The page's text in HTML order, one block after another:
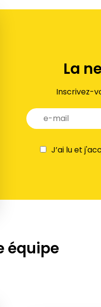
La
Inscrivez-
J’ai lu et
équipe